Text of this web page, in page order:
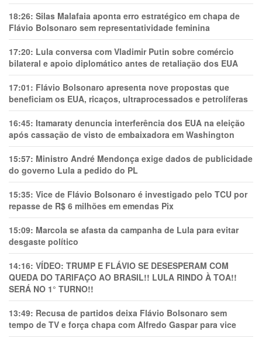
18:26: Silas Malafaia aponta erro estratégico em chapa de
Flávio Bolsonaro sem representatividade feminina
17:20: Lula conversa com Vladimir Putin sobre comércio
bilateral e apoio diplomático antes de retaliação dos EUA
17:01: Flávio Bolsonaro apresenta nove propostas que
beneficiam os EUA, ricaços, ultraprocessados e petrolíferas
16:45: Itamaraty denuncia interferência dos EUA na eleição
após cassação de visto de embaixadora em Washington
15:57: Ministro André Mendonça exige dados de publicidade
do governo Lula a pedido do PL
15:35: Vice de Flávio Bolsonaro é investigado pelo TCU por
repasse de R$ 6 milhões em emendas Pix
15:09: Marcola se afasta da campanha de Lula para evitar
desgaste político
14:16: VÍDEO: TRUMP E FLÁVIO SE DESESPERAM COM
QUEDA DO TARIFAÇO AO BRASIL!! LULA RINDO À TOA!!
SERÁ NO 1° TURNO!!
13:49: Recusa de partidos deixa Flávio Bolsonaro sem
tempo de TV e força chapa com Alfredo Gaspar para vice